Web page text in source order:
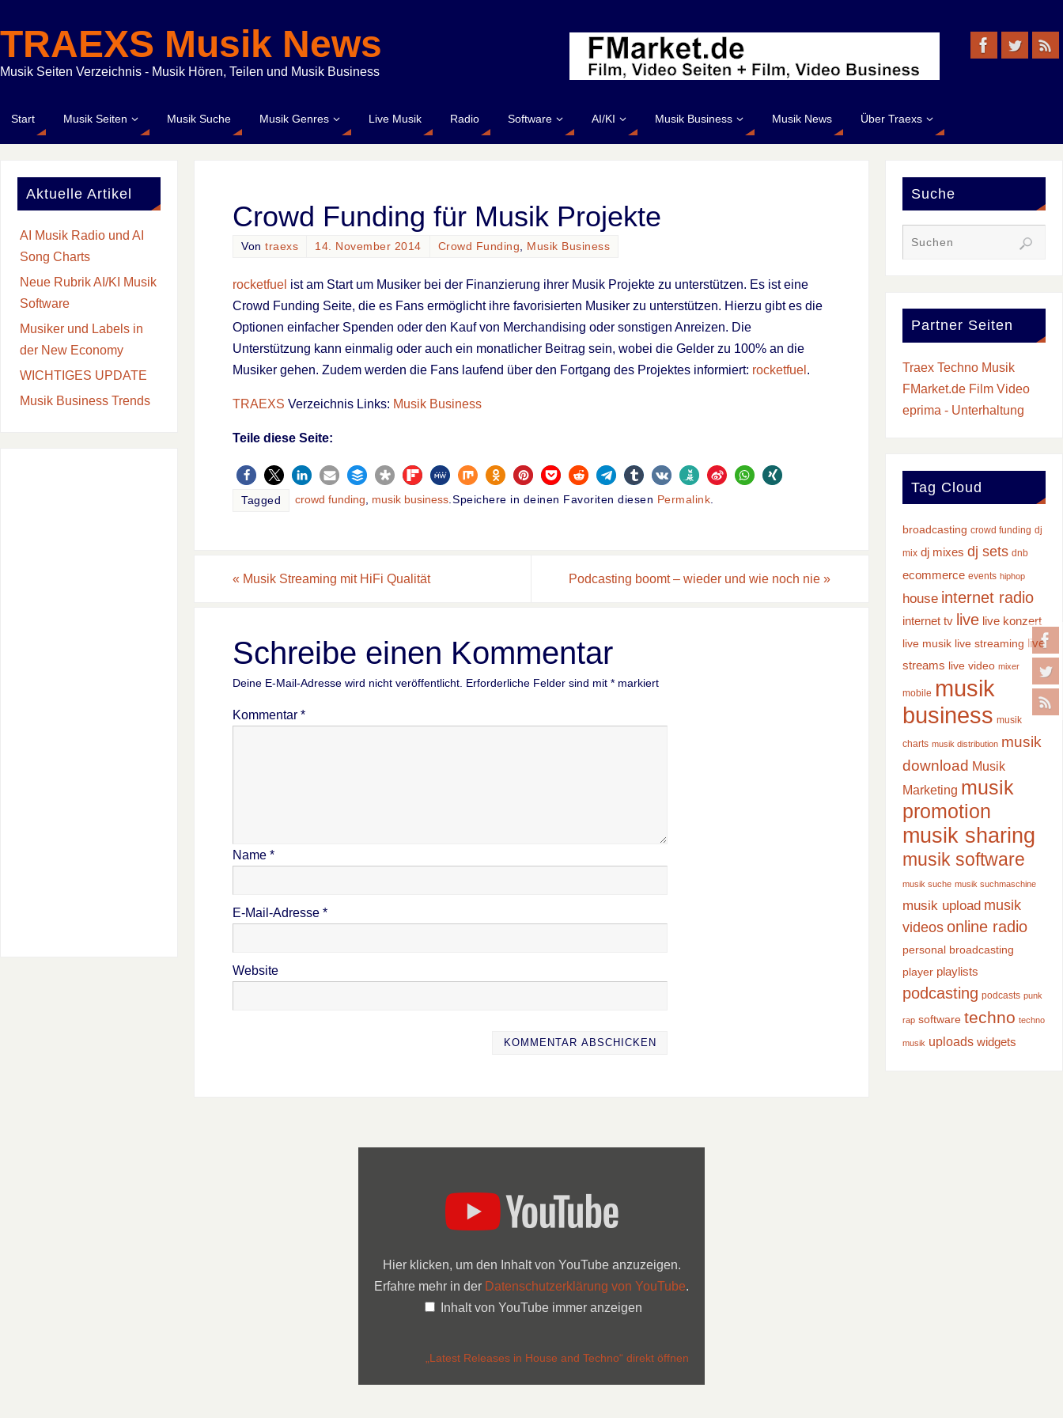
TRAEXS Musik News
Musik Seiten Verzeichnis - Musik Hören, Teilen und Musik Business
Start Musik Seiten Musik Suche Musik Genres Live Musik Radio Software AI/KI Musik Business Musik News Über Traexs
Crowd Funding für Musik Projekte
Von traexs 14. November 2014 Crowd Funding, Musik Business
rocketfuel ist am Start um Musiker bei der Finanzierung ihrer Musik Projekte zu unterstützen. Es ist eine
Crowd Funding Seite, die es Fans ermöglicht ihre favorisierten Musiker zu unterstützen. Hierzu gibt es die
Optionen einfacher Spenden oder den Kauf von Merchandising oder sonstigen Anreizen. Die
Unterstützung kann einmalig oder auch ein monatlicher Beitrag sein, wobei die Gelder zu 100% an die
Musiker gehen. Zudem werden die Fans laufend über den Fortgang des Projektes informiert: rocketfuel .
TRAEXS Verzeichnis Links: Musik Business
Teile diese Seite:
Tagged crowd funding musik business Speichere in deinen Favoriten diesen Permalink
« Musik Streaming mit HiFi Qualität Podcasting boomt – wieder und wie noch nie »
Schreibe einen Kommentar
Deine E-Mail-Adresse wird nicht veröffentlicht. Erforderliche Felder sind mit * markiert
Kommentar *
Name *
E-Mail-Adresse *
Website
Aktuelle Artikel
AI Musik Radio und AI
Song Charts
Neue Rubrik AI/KI Musik
Software
Musiker und Labels in
der New Economy
WICHTIGES UPDATE
Musik Business Trends
Suche
Partner Seiten
Traex Techno Musik
FMarket.de Film Video
eprima - Unterhaltung
Tag Cloud
broadcasting crowd funding dj
mix dj mixes dj sets dnb
ecommerce events hiphop
house internet radio
internet tv live live konzert
live musik live streaming live
streams live video mixer
mobile musik
business musik
charts musik distribution musik
download Musik
Marketing musik
promotion
musik sharing
musik software
musik suche musik suchmaschine
musik upload musik
videos online radio
personal broadcasting
player playlists
podcasting podcasts punk
rap software techno techno
musik uploads widgets
Hier klicken, um den Inhalt von YouTube anzuzeigen.
Erfahre mehr in der Datenschutzerklärung von YouTube.
Inhalt von YouTube immer anzeigen
„Latest Releases in House and Techno“ direkt öffnen